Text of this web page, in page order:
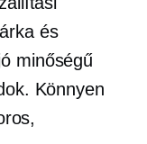
és
minőségű
Könnyen